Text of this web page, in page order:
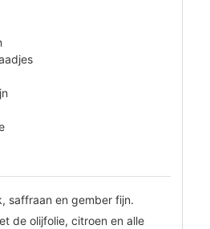
saffraan en gember fijn.
de olijfolie, citroen en alle